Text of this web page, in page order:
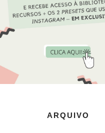
ARQUIVO